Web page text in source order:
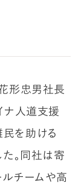
形忠男社長
ナ人道支援
民を助ける
。同社は寄
ルチームや高